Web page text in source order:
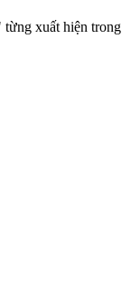
xuất hiện trong